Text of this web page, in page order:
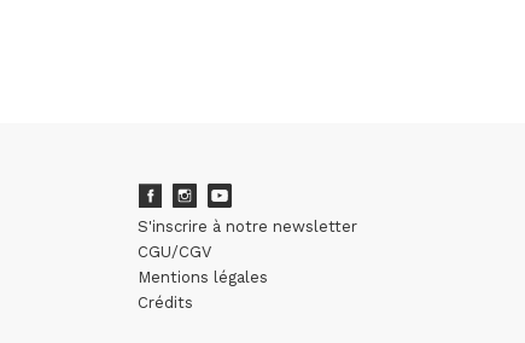
S'inscrire à notre newsletter
CGU/CGV
Mentions légales
Crédits